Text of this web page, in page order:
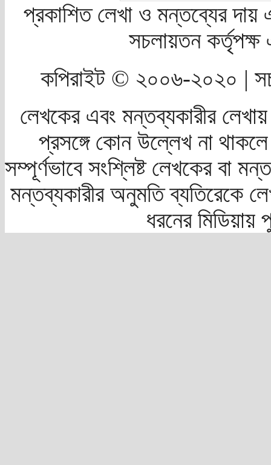
প্রকাশিত লেখা ও মন্তব্যের দায়
সচলায়তন
কপিরাইট © ২০০৬-২০২০ |
লেখকের এবং মন্তব্যকারীর
প্রসঙ্গে কোন উল্লেখ না
সম্পূর্ণভাবে সংশ্লিষ্ট লেখকের বা
মন্তব্যকারীর অনুমতি ব্যতিরেকে
ধরনের মিডিয়ায়